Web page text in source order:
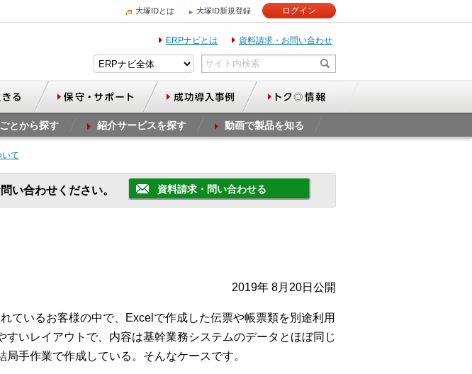
大塚IDとは 大塚ID新規登録 ログイン
ERPナビとは 資料請求・お問い合わせ
とから探す 紹介サービスを探す 動画で製品を知る
いて
い合わせください。 資料請求・問い合わせる
2019年 8月20日公開
ているお客様の中で、Excelで作成した伝票や帳票類を別途利用
いレイアウトで、内容は基幹業務システムのデータとほぼ同じ
手作業で作成している。そんなケースです。